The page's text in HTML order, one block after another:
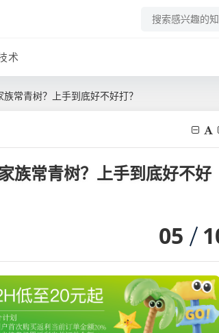
术
常青树？上手到底好不好打？
族常青树？上手到底好不好
05